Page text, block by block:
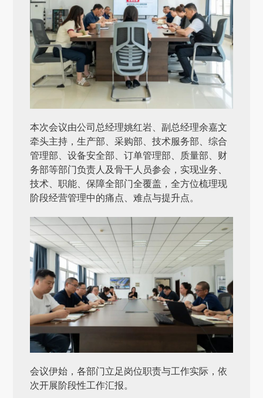
本次会议由公司总经理姚红岩、副总经理余嘉文
牵头主持，生产部、采购部、技术服务部、综合
管理部、设备安全部、订单管理部、质量部、财
务部等部门负责人及骨干人员参会，实现业务、
技术、职能、保障全部门全覆盖，全方位梳理现
阶段经营管理中的痛点、难点与提升点。
会议伊始，各部门立足岗位职责与工作实际，依
次开展阶段性工作汇报。